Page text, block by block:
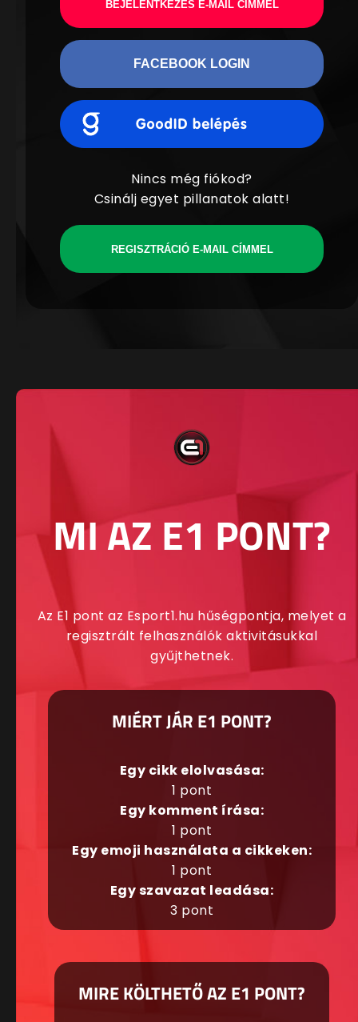
BEJELENTKEZÉS E-MAIL CÍMMEL
FACEBOOK LOGIN
Nincs még fiókod?
Csinálj egyet pillanatok alatt!
REGISZTRÁCIÓ E-MAIL CÍMMEL
MI AZ E1 PONT?
Az E1 pont az Esport1.hu hűségpontja, melyet a
regisztrált felhasználók aktivitásukkal
gyűjthetnek.
MIÉRT JÁR E1 PONT?
Egy cikk elolvasása:
1 pont
Egy komment írása:
1 pont
Egy emoji használata a cikkeken:
1 pont
Egy szavazat leadása:
3 pont
MIRE KÖLTHETŐ AZ E1 PONT?